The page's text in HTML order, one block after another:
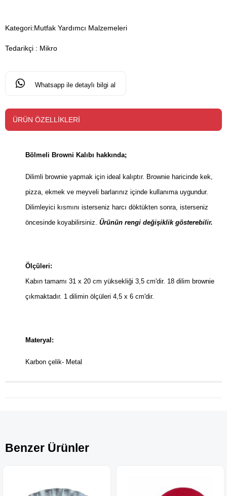
Kategori:Mutfak Yardımcı Malzemeleri
Tedarikçi : Mikro
Whatsapp ile detaylı bilgi al
ÜRÜN ÖZELLIKLERI
Bölmeli Browni Kalıbı hakkında;
Dilimli brownie yapmak için ideal kalıptır. Brownie haricinde kek,
pizza, ekmek ve meyveli barlarınız içinde kullanıma uygundur.
Dilimleyici kısmını isterseniz harcı döktükten sonra, isterseniz
öncesinde koyabilirsiniz. Ürünün rengi değişiklik gösterebilir.
Ölçüleri:
Kabın tamamı 31 x 20 cm yüksekliği 3,5 cm'dir. 18 dilim brownie
çıkmaktadır. 1 dilimin ölçüleri 4,5 x 6 cm'dir.
Materyal:
Karbon çelik- Metal
Benzer Ürünler